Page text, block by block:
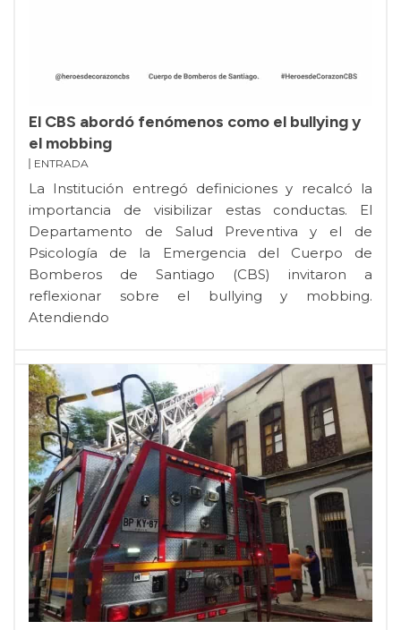
El CBS abordó fenómenos como el bullying y
el mobbing
ENTRADA
La Institución entregó definiciones y recalcó la
importancia de visibilizar estas conductas. El
Departamento de Salud Preventiva y el de
Psicología de la Emergencia del Cuerpo de
Bomberos de Santiago (CBS) invitaron a
reflexionar sobre el bullying y mobbing.
Atendiendo